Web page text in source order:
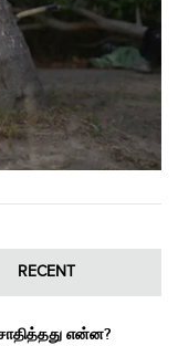
RECENT
என்ன?